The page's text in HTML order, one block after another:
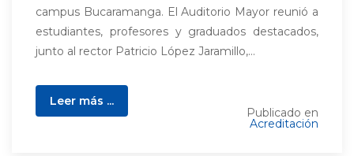
campus Bucaramanga. El Auditorio Mayor reunió a
estudiantes, profesores y graduados destacados,
junto al rector Patricio López Jaramillo,...
Leer más ...
Publicado en
Acreditación